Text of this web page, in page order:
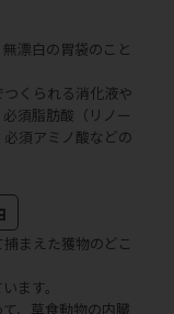
漂白の胃袋のこと
くられる消化液や
須脂肪酸（リノー
須アミノ酸などの
まえた獲物のどこ
ます。
、草食動物の内臓